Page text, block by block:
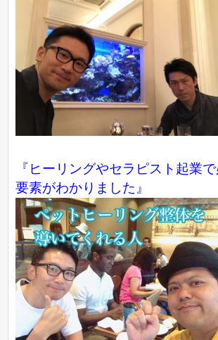
『ヒーリングやセラピスト起業
要素がわかりました』